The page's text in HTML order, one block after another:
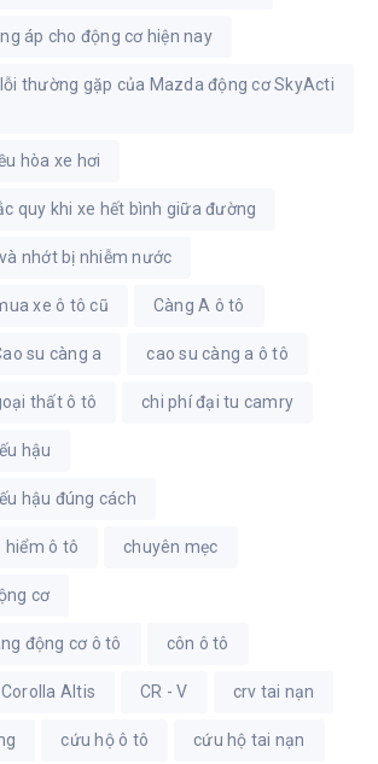
áp cho động cơ hiện nay
thường gặp của Mazda động cơ SkyActi
hòa xe hơi
quy khi xe hết bình giữa đường
nhớt bị nhiễm nước
xe ô tô cũ Càng A ô tô
su càng a cao su càng a ô tô
thất ô tô chi phí đại tu camry
hậu
hậu đúng cách
hiểm ô tô chuyên mẹc
cơ
động cơ ô tô côn ô tô
Corolla Altis CR - V crv tai nạn
cứu hộ ô tô cứu hộ tai nạn